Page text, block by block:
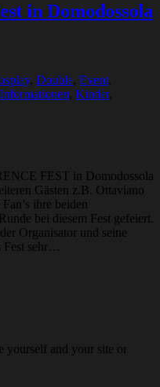
in Domodossola
, Double, Event,
Informationen, Kinder,
FEST in Domodossola
Gästen z.B. Ottaviano
ihre beiden
bei diesem Fest gefeiert.
Organisator und seine
Fest sehr…
yourself and your site or